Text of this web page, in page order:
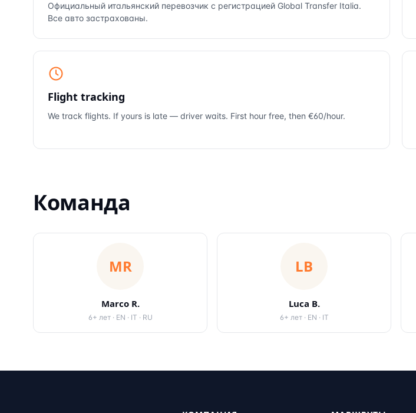
Официальный итальянский перевозчик с регистрацией Global Transfer Italia.
Все авто застрахованы.
Flight tracking
We track flights. If yours is late — driver waits. First hour free, then €60/hour.
Команда
MR
Marco R.
6+ лет· EN · IT · RU
LB
Luca B.
6+ лет· EN · IT